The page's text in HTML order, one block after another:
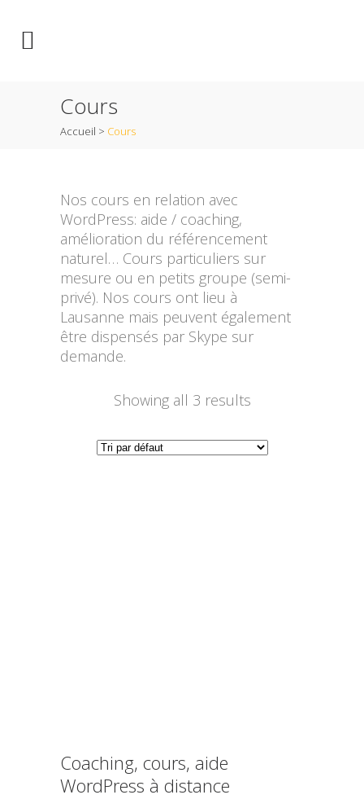
Cours
Accueil > Cours
Nos cours en relation avec
WordPress: aide / coaching,
amélioration du référencement
naturel… Cours particuliers sur
mesure ou en petits groupe (semi-
privé). Nos cours ont lieu à
Lausanne mais peuvent également
être dispensés par Skype sur
demande.
Showing all 3 results
Coaching, cours, aide
WordPress à distance